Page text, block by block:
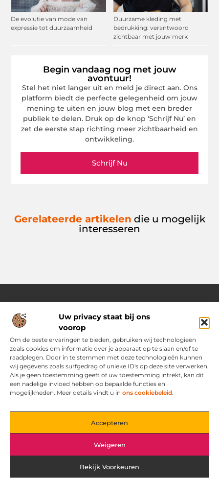
Uw privacy staat bij ons
voorop
Om de beste ervaringen te bieden, gebruiken wij technologieën
zoals cookies om informatie over je apparaat op te slaan en/of te
raadplegen. Door in te stemmen met deze technologieën kunnen
wij gegevens zoals surfgedrag of unieke ID's op deze site verwerken.
Als je geen toestemming geeft of uw toestemming intrekt, kan dit
een nadelige invloed hebben op bepaalde functies en
mogelijkheden. Meer details vindt u in ons cookiebeleid.
Accepteren
Weigeren
Bekijk Voorkeuren
De evolutie van mode van
expressie tot duurzaamheid
Duurzame kleding met
bedrukking: verantwoord
zichtbaar met jouw merk
Begin vandaag nog met jouw
avontuur!
Stel het niet langer uit en meld je direct aan. Ons
platform biedt de perfecte gelegenheid om jouw
mening te uiten en jouw blog met een breder
publiek te delen. Druk op de knop ‘Schrijf Nu’ en
zet de eerste stap richting meer zichtbaarheid en
ontwikkeling.
Schrijf Nu
Gerelateerde artikelen die u mogelijk
interesseren
Over Ozoleukekleding.nl
Jouw inspiratiebron voor stijlvolle en praktische modetips
Laat je verrassen door onze gevarieerde blogs vol trends,
kledingadvies en creatieve ideeën. Ontdek hoe je met slimme
tips en originele inspiratie elke dag met flair en zelfvertrouwen
voor de dag komt.
Main Links
Bericht categorie